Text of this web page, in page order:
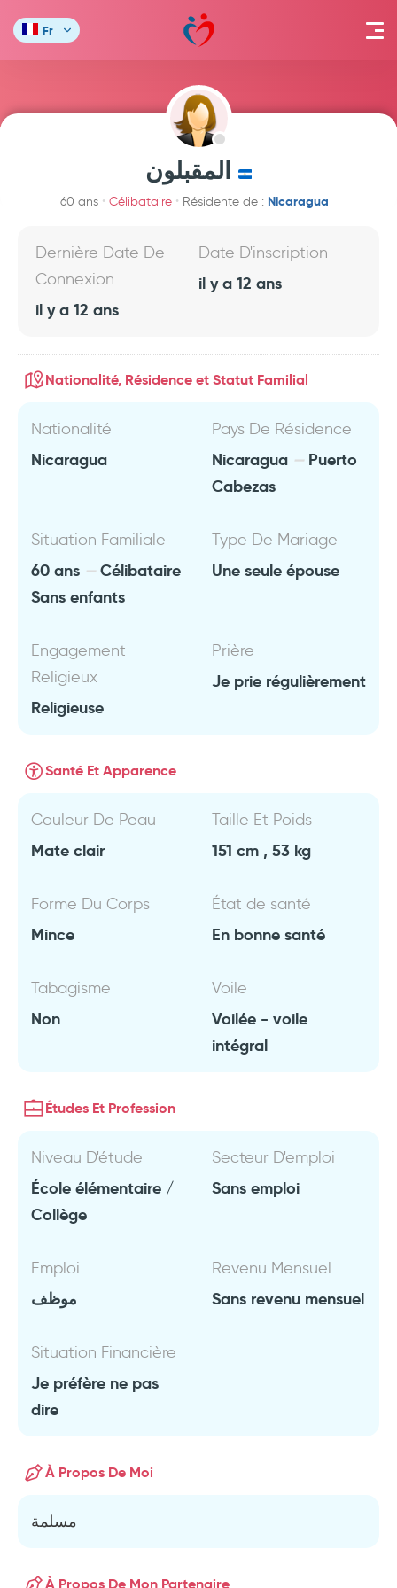
Fr
المقبلون
60 ans Célibataire Résidente de : Nicaragua
Dernière Date De
Connexion
il y a 12 ans
Date D'inscription
il y a 12 ans
Nationalité, Résidence et Statut Familial
Nationalité
Nicaragua
Pays De Résidence
Nicaragua
Puerto
Cabezas
Situation Familiale
60 ans
Célibataire
Sans enfants
Type De Mariage
Une seule épouse
Engagement
Religieux
Religieuse
Prière
Je prie régulièrement
Santé Et Apparence
Couleur De Peau
Mate clair
Taille Et Poids
151 cm , 53 kg
Forme Du Corps
Mince
État de santé
En bonne santé
Tabagisme
Non
Voile
Voilée - voile
intégral
Études Et Profession
Niveau D'étude
École élémentaire /
Collège
Secteur D'emploi
Sans emploi
Emploi
موظف
Revenu Mensuel
Sans revenu mensuel
Situation Financière
Je préfère ne pas
dire
À Propos De Moi
مسلمة
À Propos De Mon Partenaire